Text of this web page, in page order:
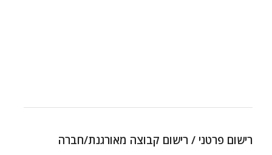
רישום פרטני / רישום קבוצה מאורגנת/חברה